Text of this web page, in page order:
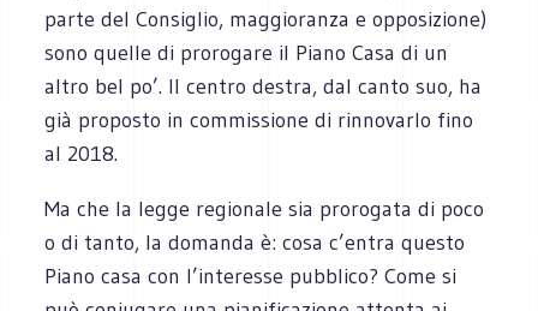
parte del Consiglio, maggioranza e opposizione)
sono quelle di prorogare il Piano Casa di un
altro bel po’. Il centro destra, dal canto suo, ha
già proposto in commissione di rinnovarlo fino
al 2018.
Ma che la legge regionale sia prorogata di poco
o di tanto, la domanda è: cosa c’entra questo
Piano casa con l’interesse pubblico? Come si